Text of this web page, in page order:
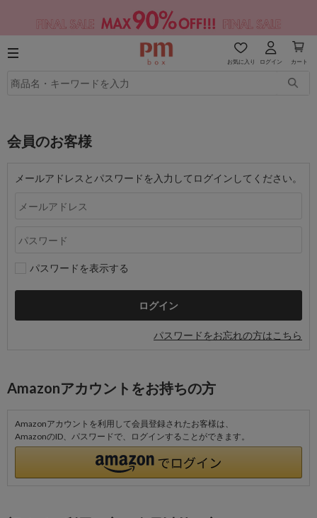
お気に入り ログイン カート
会員のお客様
メールアドレスとパスワードを入力してログインしてください。
パスワードを表示する
パスワードをお忘れの方はこちら
Amazonアカウントをお持ちの方
Amazonアカウントを利用して会員登録されたお客様は、
AmazonのID、パスワードで、ログインすることができます。